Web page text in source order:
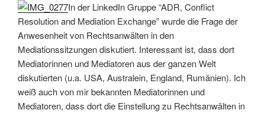
In der LinkedIn Gruppe “ADR, Conflict
Resolution and Mediation Exchange” wurde die Frage der
Anwesenheit von Rechtsanwälten in den
Mediationssitzungen diskutiert. Interessant ist, dass dort
Mediatorinnen und Mediatoren aus der ganzen Welt
diskutierten (u.a. USA, Australein, England, Rumänien). Ich
weiß auch von mir bekannten Mediatorinnen und
Mediatoren, dass dort die Einstellung zu Rechtsanwälten in